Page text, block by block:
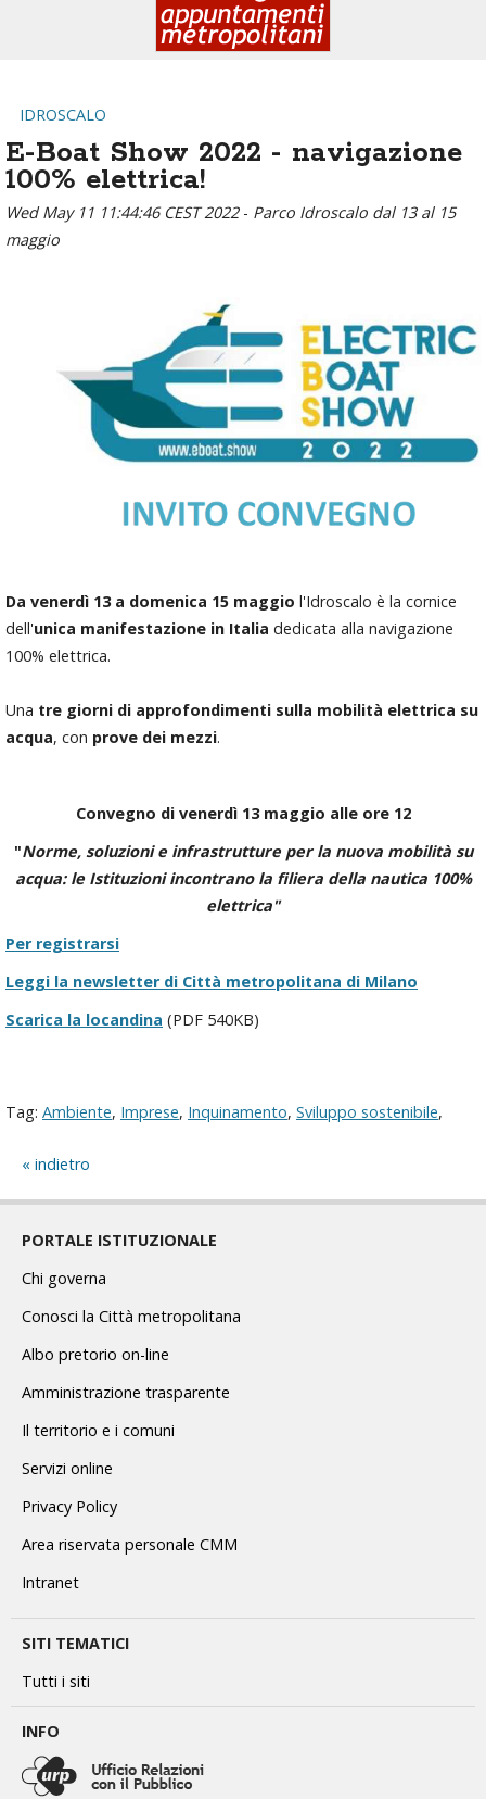
IDROSCALO
E-Boat Show 2022 - navigazione
100% elettrica!
Wed May 11 11:44:46 CEST 2022- Parco Idroscalo dal 13 al 15
maggio
Da venerdì 13 a domenica 15 maggio l'Idroscalo è la cornice
dell'unica manifestazione in Italia dedicata alla navigazione
100% elettrica.
Una tre giorni di approfondimenti sulla mobilità elettrica su
acqua, con prove dei mezzi.
Convegno di venerdì 13 maggio alle ore 12
"Norme, soluzioni e infrastrutture per la nuova mobilità su
acqua: le Istituzioni incontrano la filiera della nautica 100%
elettrica"
Per registrarsi
Leggi la newsletter di Città metropolitana di Milano
Scarica la locandina (PDF 540KB)
Tag: Ambiente, Imprese, Inquinamento, Sviluppo sostenibile,
indietro
PORTALE ISTITUZIONALE
Chi governa
Conosci la Città metropolitana
Albo pretorio on-line
Amministrazione trasparente
Il territorio e i comuni
Servizi online
Privacy Policy
Area riservata personale CMM
Intranet
SITI TEMATICI
Tutti i siti
INFO